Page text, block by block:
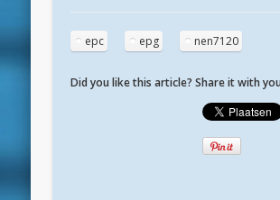
mei 2020
april 2020
maart 2020
epc epg nen7120
Did you like this article? Share it with